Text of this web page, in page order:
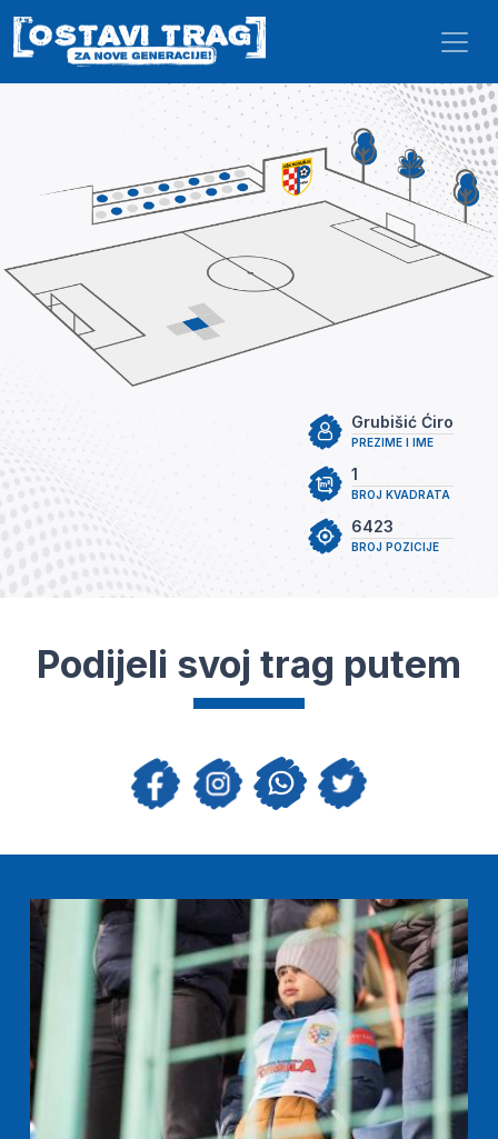
Skip to main content
PREZIME I IME
Grubišić Ćiro
BROJ KVADRATA
1
BROJ POZICIJE
6423
Podijeli svoj trag putem